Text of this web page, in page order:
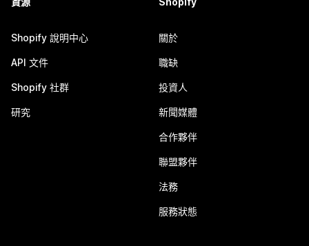
Shopify 說明中心
API 文件
Shopify 社群
研究
關於
職缺
投資人
新聞媒體
合作夥伴
聯盟夥伴
法務
服務狀態